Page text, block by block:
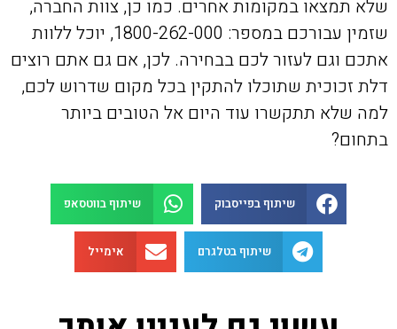
שלא תמצאו במקומות אחרים. כמו כן, צוות החברה,
שזמין עבורכם במספר: 1800-262-000, יוכל ללוות
אתכם וגם לעזור לכם בבחירה. לכן, אם גם אתם רוצים
דלת זכוכית שתוכלו להתקין בכל מקום שדרוש לכם,
למה שלא תתקשרו עוד היום אל הטובים ביותר
בתחום?
שיתוף בפייסבוק שיתוף בווטסאפ
שיתוף בטלגרם אימייל